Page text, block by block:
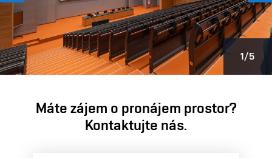
1/5
Máte zájem o pronájem prostor?
Kontaktujte nás.